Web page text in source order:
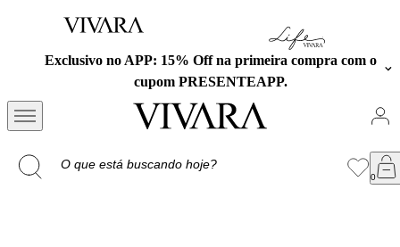
Exclusivo no APP: 15% Off na primeira compra com o
cupom PRESENTEAPP.